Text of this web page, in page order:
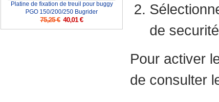
Platine de fixation de treuil pour buggy
PGO 150/200/250 Bugrider
75,25 € 40,01 €
de
Pour activer
de consulter